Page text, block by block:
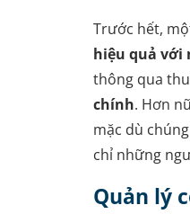
Trước hết,
hiệu quả với
thông qua
chính. Hơn
mặc dù
chỉ những
Quản lý